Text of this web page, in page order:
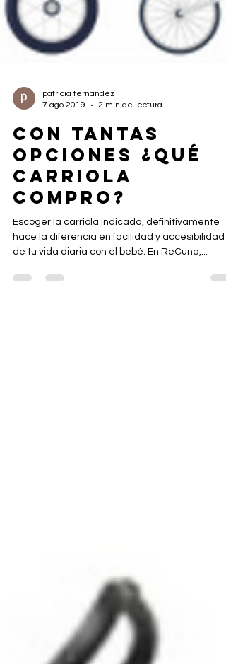
patricia fernandez
7 ago 2019
2 min de lectura
CON TANTAS
OPCIONES ¿QUÉ
CARRIOLA
COMPRO?
hace la diferencia en facilidad y accesibilidad